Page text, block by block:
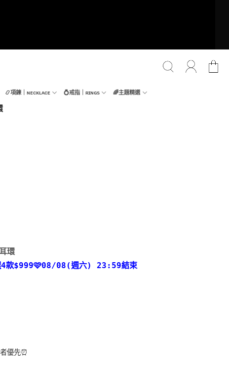
📿項鍊｜ɴᴇᴄᴋʟᴀᴄᴇ 💍戒指｜ʀɪɴɢs 🌈主題精選
環
款$999🩷08/08(週六) 23:59結束
優先⏰